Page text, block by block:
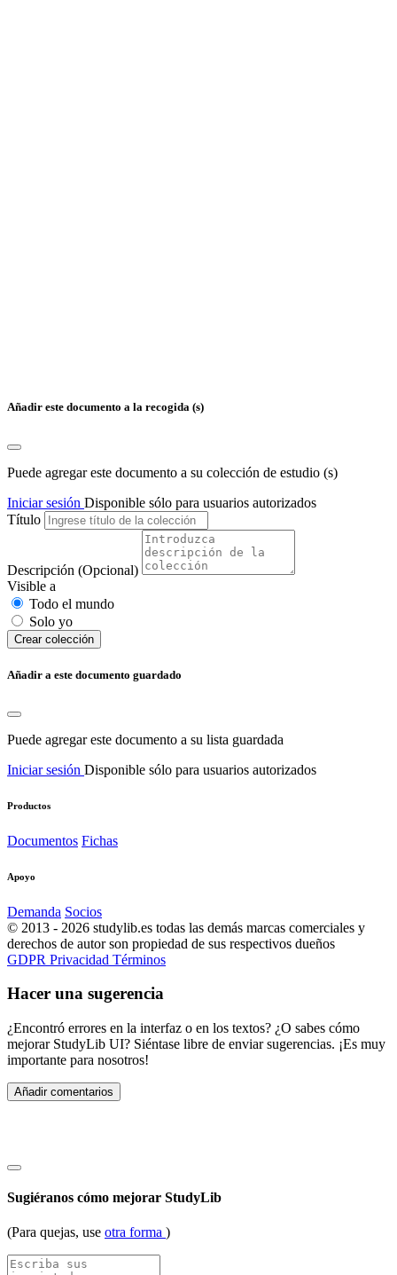
Añadir este documento a la recogida (s)
Puede agregar este documento a su colección de estudio (s)
Iniciar sesión Disponible sólo para usuarios autorizados
Título
Descripción (Opcional)
Visible a
Todo el mundo
Solo yo
Сrear colección
Añadir a este documento guardado
Puede agregar este documento a su lista guardada
Iniciar sesión Disponible sólo para usuarios autorizados
Productos
Documentos Fichas
Apoyo
Demanda Socios
© 2013 - 2026 studylib.es todas las demás marcas comerciales y
derechos de autor son propiedad de sus respectivos dueños
GDPR Privacidad Términos
Hacer una sugerencia
¿Encontró errores en la interfaz o en los textos? ¿O sabes cómo
mejorar StudyLib UI? Siéntase libre de enviar sugerencias. ¡Es muy
importante para nosotros!
Añadir comentarios
Sugiéranos cómo mejorar StudyLib
(Para quejas, use otra forma )